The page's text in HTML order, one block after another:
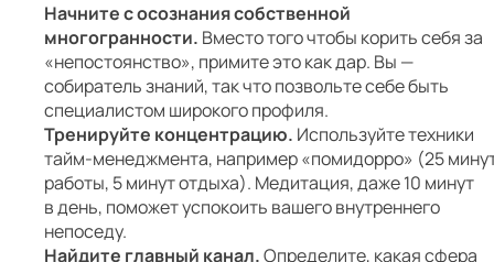
Начните с осознания собственной
многогранности. Вместо того чтобы корить себя за
«непостоянство», примите это как дар. Вы —
собиратель знаний, так что позвольте себе быть
специалистом широкого профиля.
Тренируйте концентрацию. Используйте техники
тайм-менеджмента, например «помидорро» (25
работы, 5 минут отдыха). Медитация, даже 10 минут
в день, поможет успокоить вашего внутреннего
непоседу.
Найдите главный канал.Определите, какая сфера